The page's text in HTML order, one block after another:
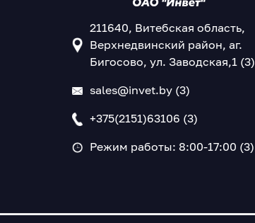
211640, Витебская область,
Верхнедвинский район, аг.
Бигосово, ул. Заводская,1 (3)
sales@invet.by (3)
+375(2151)63106 (3)
Режим работы: 8:00-17:00 (3)